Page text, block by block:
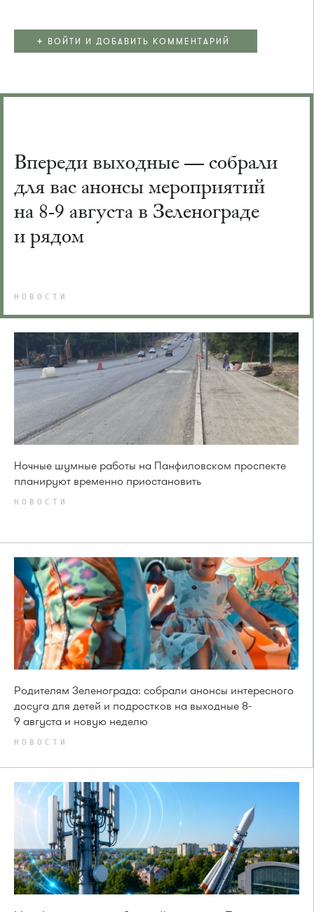
+ ВОЙТИ И ДОБАВИТЬ КОММЕНТАРИЙ
Впереди выходные — собрали
для вас анонсы мероприятий
на 8-9 августа в Зеленограде
и рядом
НОВОСТИ
Ночные шумные работы на Панфиловском проспекте
планируют временно приостановить
НОВОСТИ
Родителям Зеленограда: собрали анонсы интересного
досуга для детей и подростков на выходные 8-
9 августа и новую неделю
НОВОСТИ